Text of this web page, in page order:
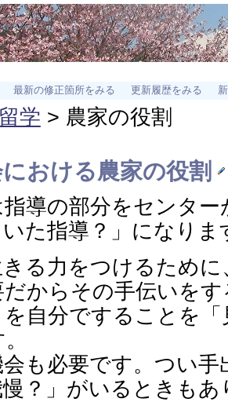
最新の修正箇所をみる 更新履歴をみる
学 > 農家の役割
おける農家の役割
導の部分をセンタ
た指導？」になりま
る力をつけるため
だからその手伝いを
自分ですることを
も必要です。つい
慢？」がいるときも